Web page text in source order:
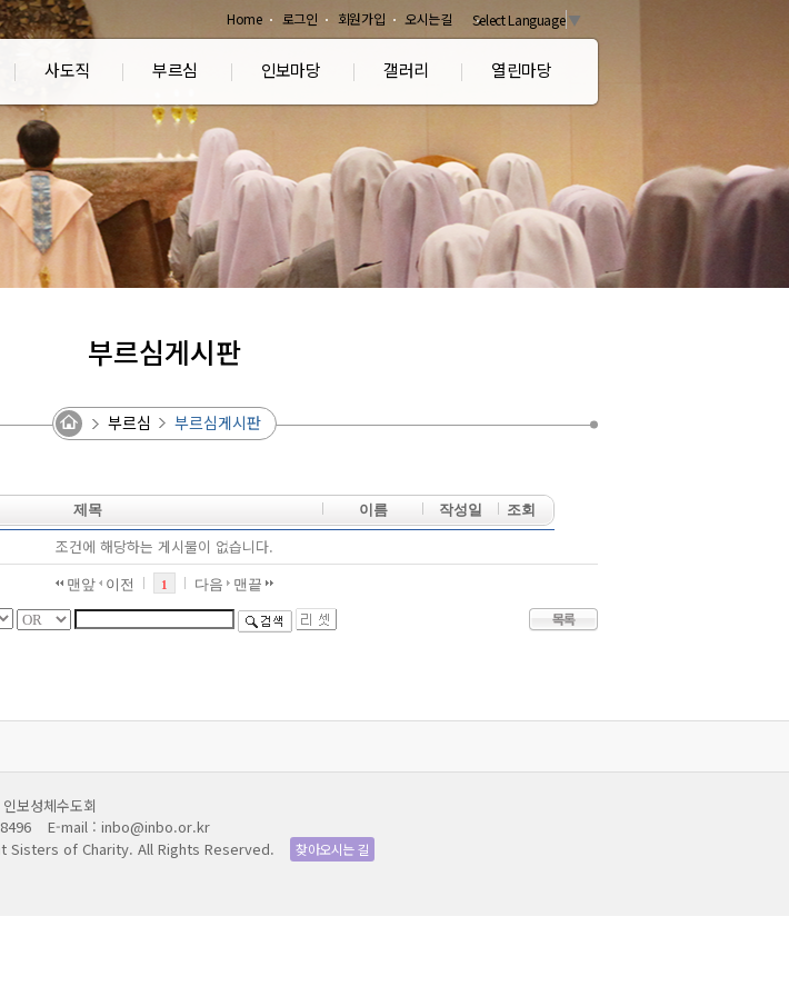
Home 로그인 회원가입 오시는길 Select Language ▼
사도직 부르심 인보마당 갤러리 열린마당
부르심게시판
부르심 부르심게시판
제목 이름 작성일 조회
조건에 해당하는 게시물이 없습니다.
맨앞 이전 1 다음 맨끝
보성체수도회
E-mail : inbo@inbo.or.kr
Sisters of Charity. All Rights Reserved. 찾아오시는 길